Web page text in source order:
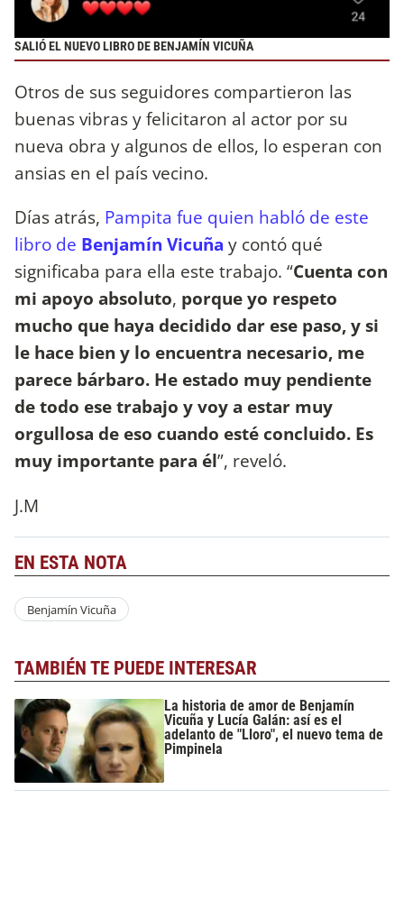
SALIÓ EL NUEVO LIBRO DE BENJAMÍN VICUÑA
Otros de sus seguidores compartieron las
buenas vibras y felicitaron al actor por su
nueva obra y algunos de ellos, lo esperan con
ansias en el país vecino.
Días atrás, Pampita fue quien habló de este
libro de Benjamín Vicuña y contó qué
significaba para ella este trabajo. “Cuenta con
mi apoyo absoluto, porque yo respeto
mucho que haya decidido dar ese paso, y si
le hace bien y lo encuentra necesario, me
parece bárbaro. He estado muy pendiente
de todo ese trabajo y voy a estar muy
orgullosa de eso cuando esté concluido. Es
muy importante para él”, reveló.
J.M
EN ESTA NOTA
Benjamín Vicuña
TAMBIÉN TE PUEDE INTERESAR
La historia de amor de Benjamín
Vicuña y Lucía Galán: así es el
adelanto de "Lloro", el nuevo tema de
Pimpinela